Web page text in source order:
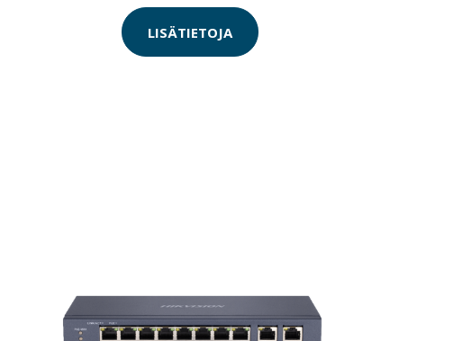
LISÄTIETOJA